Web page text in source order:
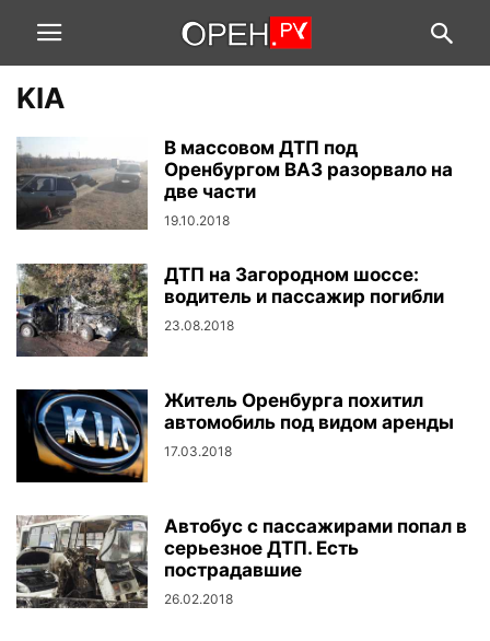
KIA
В массовом ДТП под
Оренбургом ВАЗ разорвало на
две части
19.10.2018
ДТП на Загородном шоссе:
водитель и пассажир погибли
23.08.2018
Житель Оренбурга похитил
автомобиль под видом аренды
17.03.2018
Автобус с пассажирами попал в
серьезное ДТП. Есть
пострадавшие
26.02.2018